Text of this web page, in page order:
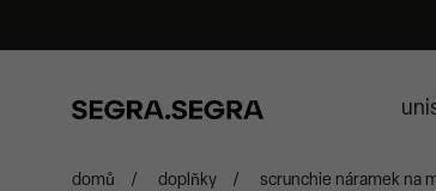
domů / doplňky / scrunchie náramek na